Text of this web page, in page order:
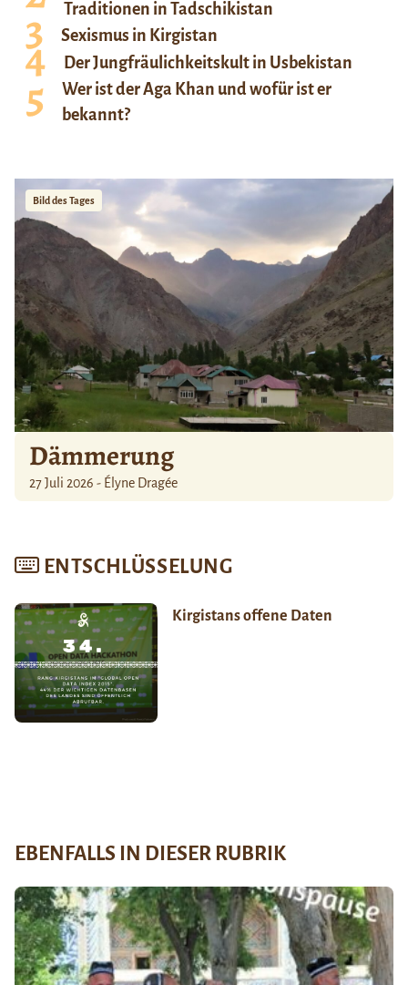
Traditionen in Tadschikistan
Sexismus in Kirgistan
Der Jungfräulichkeitskult in Usbekistan
Wer ist der Aga Khan und wofür ist er
bekannt?
Bild des Tages
Dämmerung
27 Juli 2026 - Élyne Dragée
ENTSCHLÜSSELUNG
Kirgistans offene Daten
EBENFALLS IN DIESER RUBRIK